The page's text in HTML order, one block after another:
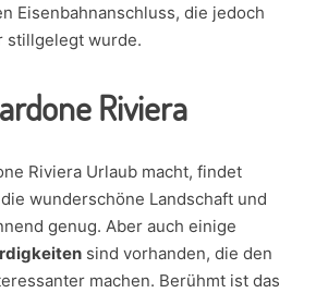
Eisenbahnanschluss, die jedoch
stillgelegt wurde.
Riviera
Riviera Urlaub macht, findet
wunderschöne Landschaft und
genug. Aber auch einige
sind vorhanden, die den
machen. Berühmt ist das